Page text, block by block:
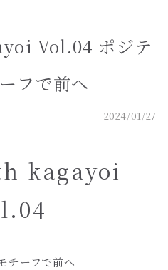
スペイン語
中国語(簡体)
Vol.04 ポジテ
フで前へ
2024/01/27
kagayoi
チーフで前へ